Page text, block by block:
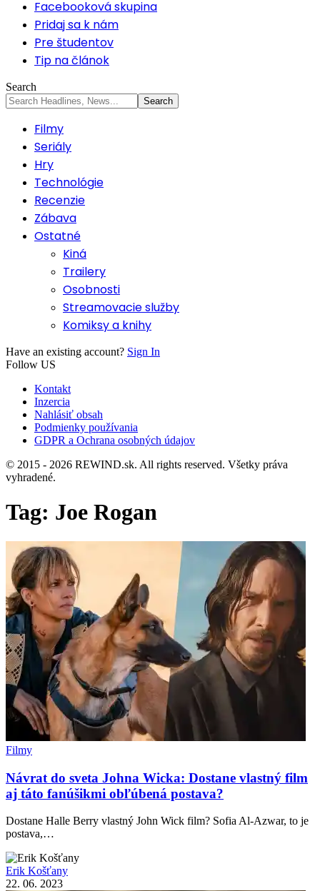
Facebooková skupina
Pridaj sa k nám
Pre študentov
Tip na článok
Search
Filmy
Seriály
Hry
Technológie
Recenzie
Zábava
Ostatné
Kiná
Trailery
Osobnosti
Streamovacie služby
Komiksy a knihy
Have an existing account? Sign In
Follow US
Kontakt
Inzercia
Nahlásiť obsah
Podmienky používania
GDPR a Ochrana osobných údajov
© 2015 - 2026 REWIND.sk. All rights reserved. Všetky práva
vyhradené.
Tag: Joe Rogan
Filmy
Návrat do sveta Johna Wicka: Dostane vlastný film
aj táto fanúšikmi obľúbená postava?
Dostane Halle Berry vlastný John Wick film? Sofia Al-Azwar, to je
postava,…
Erik Košťany
22. 06. 2023